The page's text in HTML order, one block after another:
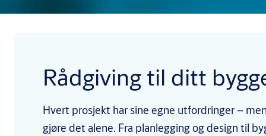
Rådgiving til ditt
Hvert prosjekt har sine egne utfordringer –
gjøre det alene. Fra planlegging og design til